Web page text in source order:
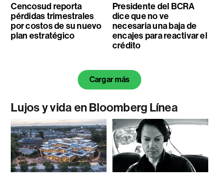
Cencosud reporta
pérdidas trimestrales
por costos de su nuevo
plan estratégico
Presidente del BCRA
dice que no ve
necesaria una baja de
encajes para reactivar el
crédito
Cargar más
Lujos y vida en Bloomberg Línea